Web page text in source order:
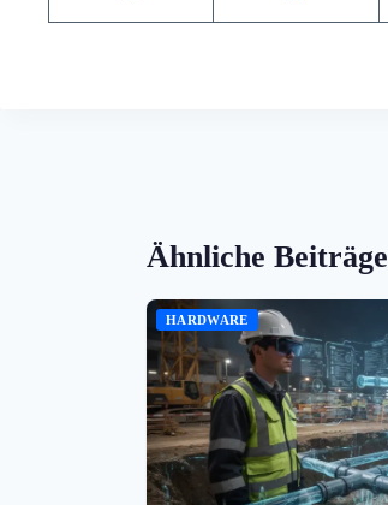
Ähnliche Beiträge
HARDWARE